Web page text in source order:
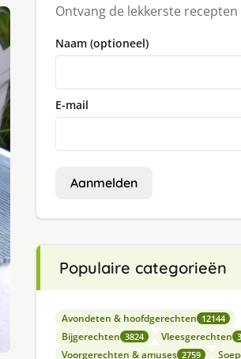
Ontvang de lekkerste
Naam (optioneel)
E-mail
Aanmelden
Populaire categorieën
Avondeten & hoofdgerechten 12144
Bijgerechten 3824 Vleesgerechten
Voorgerechten & amuses 2759